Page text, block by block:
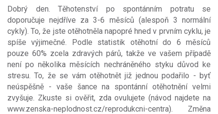
Dobrý den. Těhotenství po spontánním potratu se
doporučuje nejdříve za 3-6 měsíců (alespoň 3 normální
cykly). To, že jste otěhotněla napopré hned v prvním cyklu, je
spíše výjimečné. Podle statistik otěhotní do 6 měsíců
pouze 60% zcela zdravých párů, takže ve vašem případě
není po několika měsících nechráněného styku důvod ke
stresu. To, že se vám otěhotnět již jednou podařilo - byť
neúspěšně - vaše šance na spontánní otěhotnění velmi
zvyšuje. Zkuste si ověřit, zda ovulujete (návod najdete na
www.zenska-neplodnost.cz/reprodukcni-centra). Změna